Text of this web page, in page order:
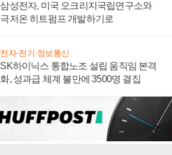
삼성전자, 미국 오크리지국립연구소와
극저온 히트펌프 개발하기로
전자·전기·정보통신
SK하이닉스 통합노조 설립 움직임 본격
화, 성과급 체계 불만에 3500명 결집